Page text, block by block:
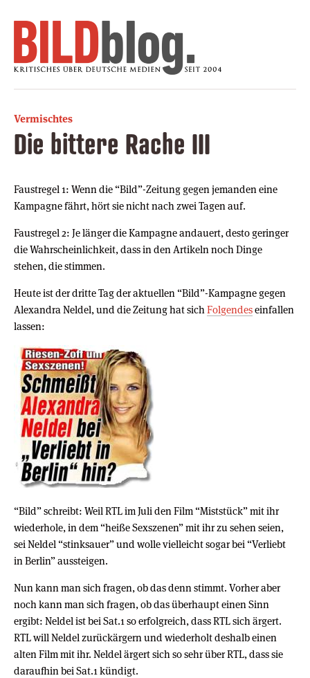
Vermischtes
Die bittere Rache III
Faustregel 1: Wenn die “Bild”-Zeitung gegen jemanden eine
Kampagne fährt, hört sie nicht nach zwei Tagen auf.
Faustregel 2: Je länger die Kampagne andauert, desto geringer
die Wahrscheinlichkeit, dass in den Artikeln noch Dinge
stehen, die stimmen.
Heute ist der dritte Tag der aktuellen “Bild”-Kampagne gegen
Alexandra Neldel, und die Zeitung hat sich Folgendeseinfallen
lassen:
“Bild” schreibt: Weil RTL im Juli den Film “Miststück” mit ihr
wiederhole, in dem “heiße Sexszenen” mit ihr zu sehen seien,
sei Neldel “stinksauer” und wolle vielleicht sogar bei “Verliebt
in Berlin” aussteigen.
Nun kann man sich fragen, ob das denn stimmt. Vorher aber
noch kann man sich fragen, ob das überhaupt einen Sinn
ergibt: Neldel ist bei Sat.1 so erfolgreich, dass RTL sich ärgert.
RTL will Neldel zurückärgern und wiederholt deshalb einen
alten Film mit ihr. Neldel ärgert sich so sehr über RTL, dass sie
daraufhin bei Sat.1 kündigt.